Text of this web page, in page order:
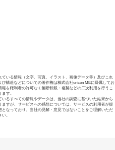
ている情報（文字、写真、イラスト、画像データ等）及びこれ
び構造などについての著作権は株式会社oricon MEに帰属してお
報を権利者の許可なく無断転載・複製などの二次利用を行うこ
す。
いるすべての情報やデータは、当社の調査に基づいた結果から
ますが、サービスへの感想については、サービスの利用者が提
となっており、当社の見解・意見ではないことをご理解いただ
。